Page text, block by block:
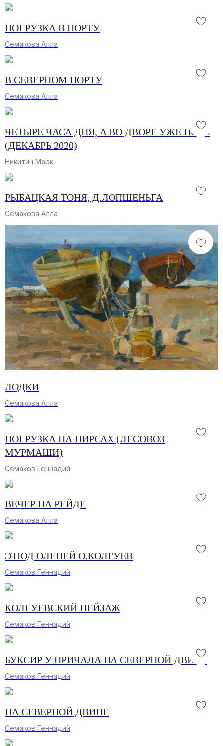
ПОГРУЗКА В ПОРТУ
Семакова Алла
В СЕВЕРНОМ ПОРТУ
Семакова Алла
ЧЕТЫРЕ ЧАСА ДНЯ, А ВО ДВОРЕ УЖЕ НОЧЬ
(ДЕКАБРЬ 2020)
Никитин Марк
РЫБАЦКАЯ ТОНЯ, Д.ЛОПШЕНЬГА
Семакова Алла
ЛОДКИ
Семакова Алла
ПОГРУЗКА НА ПИРСАХ (ЛЕСОВОЗ
МУРМАШИ)
Семаков Геннадий
ВЕЧЕР НА РЕЙДЕ
Семакова Алла
ЭТЮД ОЛЕНЕЙ О.КОЛГУЕВ
Семаков Геннадий
КОЛГУЕВСКИЙ ПЕЙЗАЖ
Семаков Геннадий
БУКСИР У ПРИЧАЛА НА СЕВЕРНОЙ ДВИНЕ
Семаков Геннадий
НА СЕВЕРНОЙ ДВИНЕ
Семаков Геннадий